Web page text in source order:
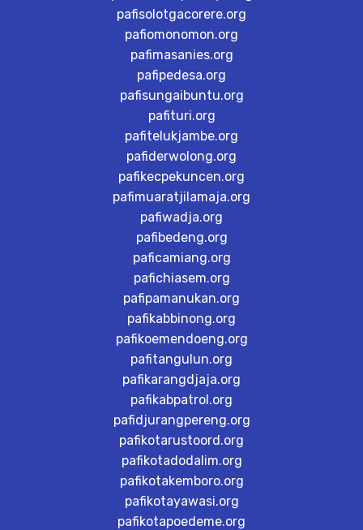
pafisolotgacorere.org
pafiomonomon.org
pafimasanies.org
pafipedesa.org
pafisungaibuntu.org
pafituri.org
pafitelukjambe.org
pafiderwolong.org
pafikecpekuncen.org
pafimuaratjilamaja.org
pafiwadja.org
pafibedeng.org
paficamiang.org
pafichiasem.org
pafipamanukan.org
pafikabbinong.org
pafikoemendoeng.org
pafitangulun.org
pafikarangdjaja.org
pafikabpatrol.org
pafidjurangpereng.org
pafikotarustoord.org
pafikotadodalim.org
pafikotakemboro.org
pafikotayawasi.org
pafikotapoedeme.org